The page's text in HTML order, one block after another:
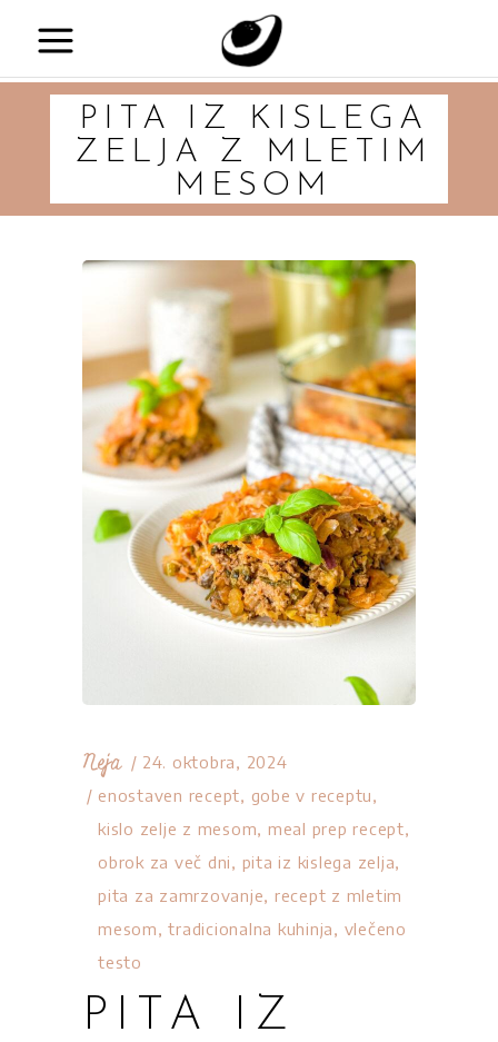
PITA IZ KISLEGA
ZELJA Z MLETIM
MESOM
Neja
24. oktobra, 2024
enostaven recept, gobe v receptu,
kislo zelje z mesom, meal prep recept,
obrok za več dni, pita iz kislega zelja,
pita za zamrzovanje, recept z mletim
mesom,tradicionalna kuhinja, vlečeno
testo
PITA IZ